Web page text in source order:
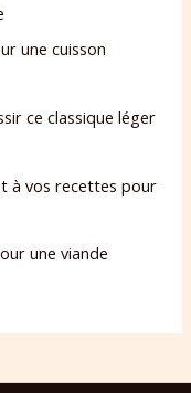
une cuisson
ce classique léger
à vos recettes pour
une viande